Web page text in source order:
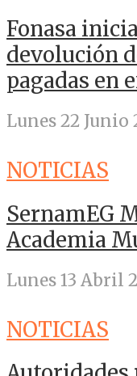
Fonasa
devolución
pagadas en
Lunes 22 Junio
NOTICIAS
SernamEG
Academia
Lunes 13 Abril
NOTICIAS